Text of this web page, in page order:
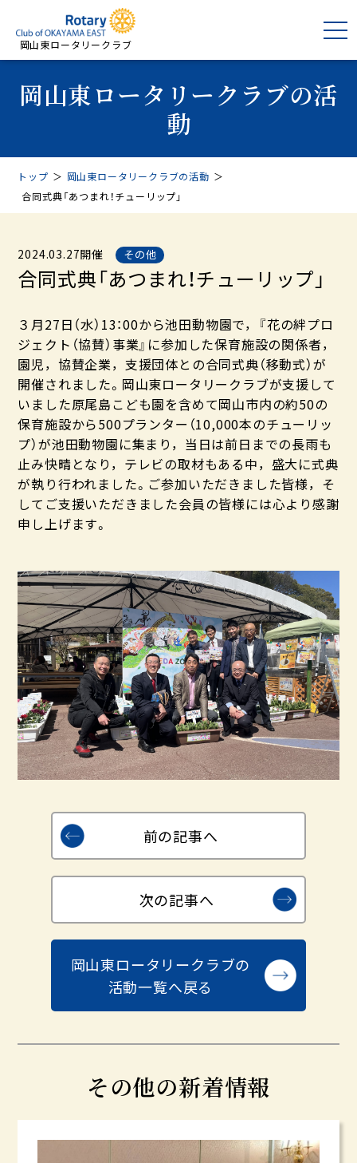
岡山東ロータリークラブ
岡山東ロータリークラブの活
動
トップ ＞ 岡山東ロータリークラブの活動 ＞
合同式典「あつまれ！チューリップ」
2024.03.27開催 その他
合同式典「あつまれ！チューリップ」
３月27日（水）13：00から池田動物園で，『花の絆プロ
ジェクト（協賛）事業』に参加した保育施設の関係者，
園児，協賛企業，支援団体との合同式典（移動式）が
開催されました。岡山東ロータリークラブが支援して
いました原尾島こども園を含めて岡山市内の約50の
保育施設から500プランター（10,000本のチューリッ
プ）が池田動物園に集まり，当日は前日までの長雨も
止み快晴となり，テレビの取材もある中，盛大に式典
が執り行われました。ご参加いただきました皆様，そ
してご支援いただきました会員の皆様には心より感謝
申し上げます。
前の記事へ
岡山東ロータリークラブの
活動一覧へ戻る
次の記事へ
その他の新着情報